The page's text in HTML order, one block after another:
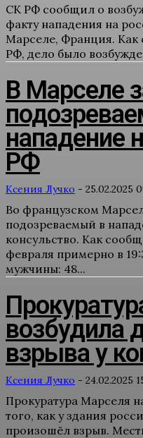
СК РФ сообщил о
факту нападения на
Марселе, Франция. Как
РФ, дело было
В Марселе
нападение
РФ
Ксения Лучко - 25.02.2025
Во французском
подозреваемый в
консульство. Как
февраля примерно в
мужчины: 48...
возбудила
взрыва у
Ксения Лучко - 24.02.2025
Прокуратура Марселя
того, как у здания
произошёл взрыв.